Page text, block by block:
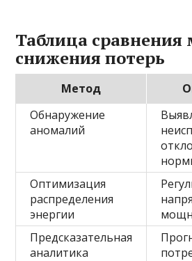
Таблица сравнения
снижения потерь
Метод
Обнаружение
аномалий
Оптимизация
распределения
энергии
Предсказательная
аналитика